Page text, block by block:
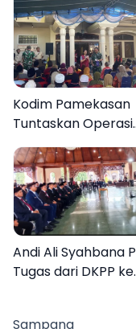
Kodim Pamekasan
Tuntaskan Operasi
Katarak Gratis, 160
Warga Kembali
Lebih Jelas
Andi Ali Syahbana
Tugas dari DKPP ke
Sampang